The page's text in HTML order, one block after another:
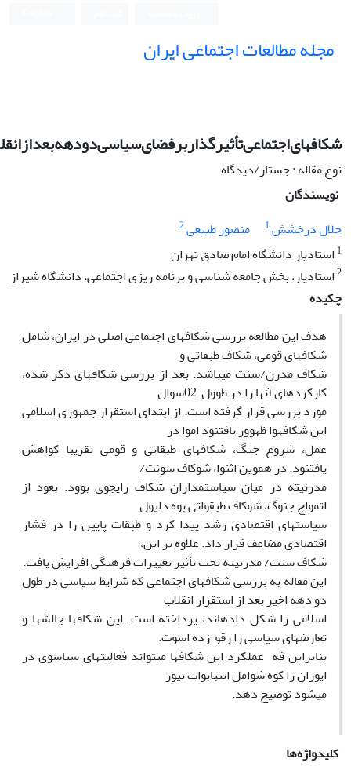
مجله مطالعات اجتماعی ایران
نوع مقاله : جستار/دیدگاه
نویسندگان
جلال درخشش1 منصور طبیعی2
1 استادیار دانشگاه امام صادق تهران
2استادیار، بخش جامعه شناسی و برنامه ریزی اجتماعی، دانشگاه شیراز
چکیده
هدف این مطالعه بررسی شکافهای اجتماعی اصلی در ایران، شامل
شکافهای قومی، شکاف طبقاتی و
شکاف مدرن/سنت میباشد. بعد از بررسی شکافهای ذکر شده،
کارکردهای آنها را در طوول 02سوال
مورد بررسی قرار گرفته است. از ابتدای استقرار جمهوری اسلامی
این شکافهوا ظهوور یافتنود اموا در
عمل، شروع جنگ، شکافهای طبقاتی و قومی تقریبا کواهش
یافتنود. در هموین اثنوا، شوکاف سونت/
مدرنیته در میان سیاستمداران شکاف رایجوی بوود. بعود از
اتمواج جنوگ، شوکاف طبقواتی بوه دلیول
سیاستهای اقتصادی رشد پیدا کرد و طبقات پایین را در فشار
اقتصادی مضاعف قرار داد. علاوه بر این،
شکاف سنت/ مدرنیته تحت تأثیر تغییرات فرهنگی افزایش یافت.
این مقاله به بررسی شکافهای اجتماعی که شرایط سیاسی در طول
دو دهه اخیر بعد از استقرار انقلاب
اسلامی را شکل دادهاند، پرداخته است. این شکافها چالشها و
تعارضهای سیاسی را رقو زده اسوت.
بنابراین فه عملکرد این شکافها میتواند فعالیتهای سیاسوی در
ایوران را کوه شوامل انتبابوات نیوز
میشود توضیح دهد.‌
کلیدواژه‌ها